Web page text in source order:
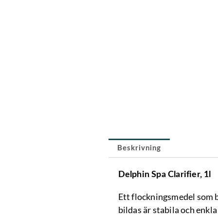
Beskrivning
Delphin Spa Clarifier, 1l
Ett flockningsmedel som
bildas är stabila och